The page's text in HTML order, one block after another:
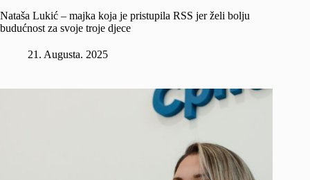
Nataša Lukić – majka koja je pristupila RSS jer želi bolju
budućnost za svoje troje djece
21. Augusta. 2025